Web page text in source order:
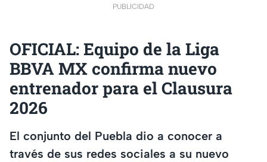
PUBLICIDAD
OFICIAL: Equipo de la Liga
BBVA MX confirma nuevo
entrenador para el Clausura
2026
El conjunto del Puebla dio a conocer a
través de sus redes sociales a su nuevo